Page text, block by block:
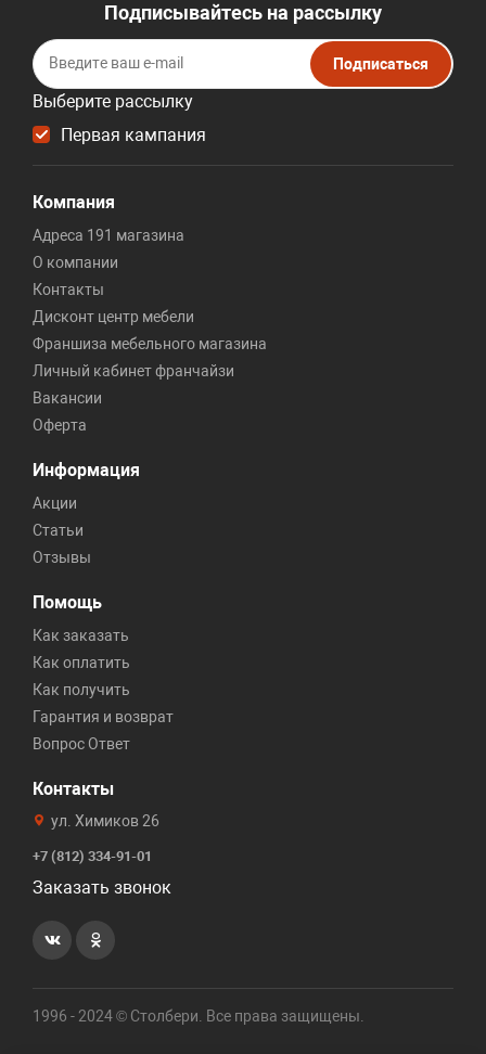
Подписывайтесь на рассылку
Выберите рассылку
Первая кампания
Подписаться
Компания
Адреса 191 магазина
О компании
Контакты
Дисконт центр мебели
Франшиза мебельного магазина
Личный кабинет франчайзи
Вакансии
Оферта
Информация
Акции
Статьи
Отзывы
Помощь
Как заказать
Как оплатить
Как получить
Гарантия и возврат
Вопрос Ответ
Контакты
ул. Химиков 26
+7 (812) 334-91-01
Заказать звонок
1996 - 2024 © Столбери. Все права защищены.